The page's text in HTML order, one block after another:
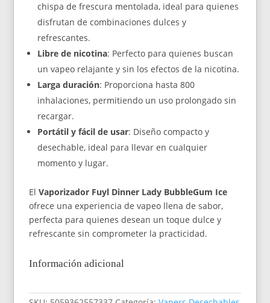
chispa de frescura mentolada, ideal para quienes
disfrutan de combinaciones dulces y
refrescantes.
Libre de nicotina: Perfecto para quienes buscan
un vapeo relajante y sin los efectos de la nicotina.
Larga duración: Proporciona hasta 800
inhalaciones, permitiendo un uso prolongado sin
recargar.
Portátil y fácil de usar: Diseño compacto y
desechable, ideal para llevar en cualquier
momento y lugar.
ElVaporizador Fuyl Dinner Lady BubbleGum Ice
ofrece una experiencia de vapeo llena de sabor,
perfecta para quienes desean un toque dulce y
refrescante sin comprometer la practicidad.
Información adicional